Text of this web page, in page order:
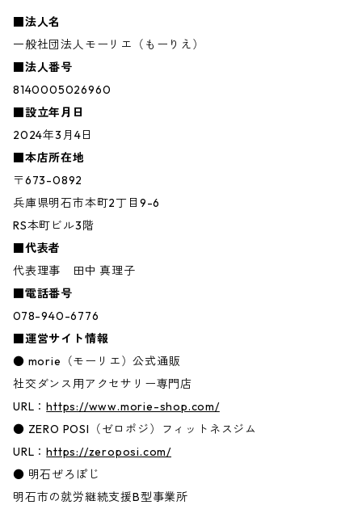
■法人名
一般社団法人モーリエ（もーりえ）
■法人番号
8140005026960
■設立年月日
2024年3月4日
■本店所在地
〒673-0892
兵庫県明石市本町2丁目9-6
RS本町ビル3階
■代表者
代表理事 田中 真理子
■電話番号
078-940-6776
■運営サイト情報
● morie（モーリエ）公式通販
社交ダンス用アクセサリー専門店
URL：https://www.morie-shop.com/
● ZERO POSI（ゼロポジ）フィットネスジム
URL：https://zeroposi.com/
● 明石ぜろぽじ
明石市の就労継続支援B型事業所